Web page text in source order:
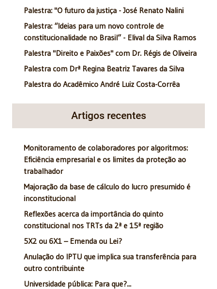
Palestra: "O futuro da justiça - José Renato Nalini
Palestra: “Ideias para um novo controle de
constitucionalidade no Brasil” - Elival da Silva Ramos
Palestra "Direito e Paixões" com Dr. Régis de Oliveira
Palestra com Drª Regina Beatriz Tavares da Silva
Palestra do Acadêmico André Luiz Costa-Corrêa
Artigos recentes
Monitoramento de colaboradores por algoritmos:
Eficiência empresarial e os limites da proteção ao
trabalhador
Majoração da base de cálculo do lucro presumido é
inconstitucional
Reflexões acerca da importância do quinto
constitucional nos TRTs da 2ª e 15ª região
5X2 ou 6X1 – Emenda ou Lei?
Anulação do IPTU que implica sua transferência para
outro contribuinte
Universidade pública: Para que?...